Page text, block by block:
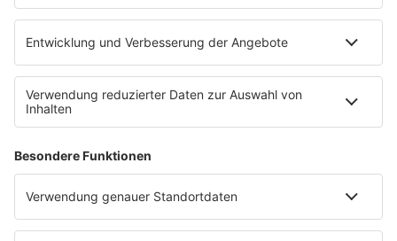
WERBUNG
Leistungen und Produkte
Ansprechpartner
RECHTLICHES
Impressum
Datenschutz
Datenschutzeinstellungen